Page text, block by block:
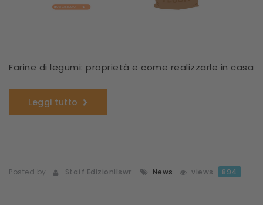
Farine di legumi: proprietà e come realizzarle in casa
Leggi tutto
Posted by Staff Edizionilswr News views 894